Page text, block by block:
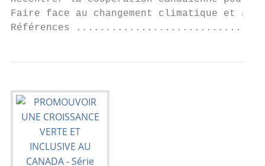
Faire face au changement climatique
Références